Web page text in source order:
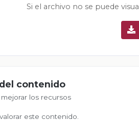
Si el archivo no se puede
contenido
los recursos
este contenido.